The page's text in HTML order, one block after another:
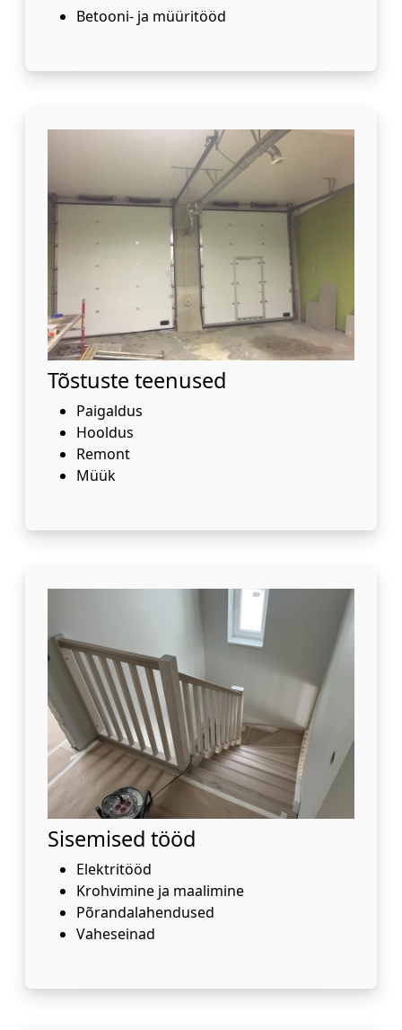
Betooni- ja müüritööd
Tõstuste teenused
Paigaldus
Hooldus
Remont
Müük
Sisemised tööd
Elektritööd
Krohvimine ja maalimine
Põrandalahendused
Vaheseinad